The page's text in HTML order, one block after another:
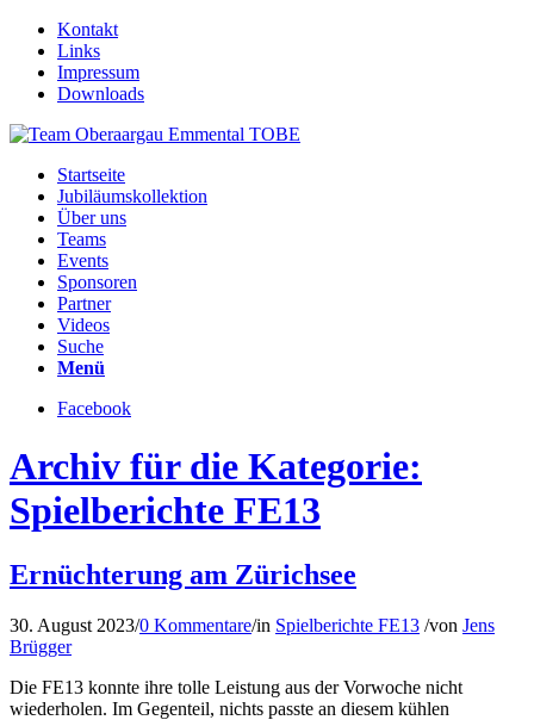
Kontakt
Links
Impressum
Downloads
Startseite
Jubiläumskollektion
Über uns
Teams
Events
Sponsoren
Partner
Videos
Suche
Menü
Facebook
Archiv für die Kategorie:
Spielberichte FE13
Ernüchterung am Zürichsee
30. August 2023/0 Kommentare/in Spielberichte FE13 /von Jens
Brügger
Die FE13 konnte ihre tolle Leistung aus der Vorwoche nicht
wiederholen. Im Gegenteil, nichts passte an diesem kühlen